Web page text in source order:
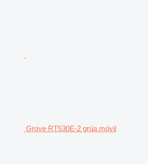
Grove RT530E-2 grúa móvil